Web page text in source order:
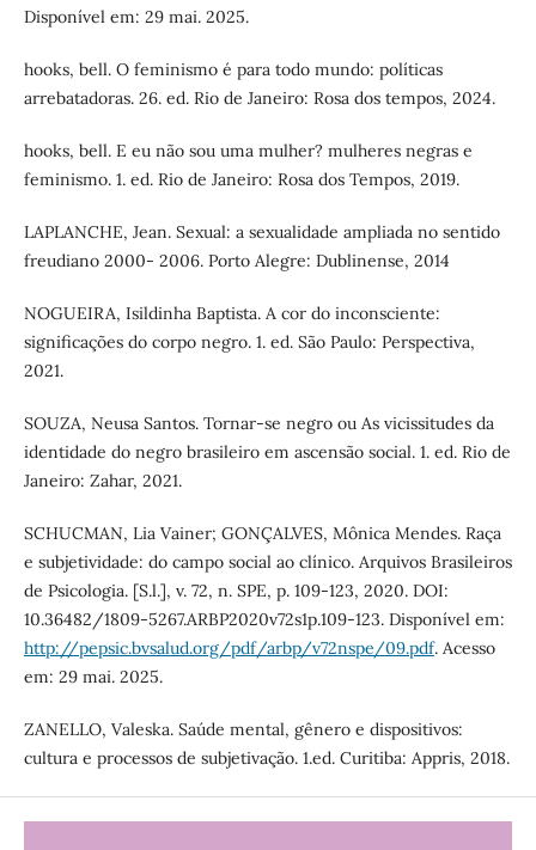
Disponível em: 29 mai. 2025.
hooks, bell. O feminismo é para todo mundo: políticas
arrebatadoras. 26. ed. Rio de Janeiro: Rosa dos tempos, 2024.
hooks, bell. E eu não sou uma mulher? mulheres negras e
feminismo. 1. ed. Rio de Janeiro: Rosa dos Tempos, 2019.
LAPLANCHE, Jean. Sexual: a sexualidade ampliada no sentido
freudiano 2000- 2006. Porto Alegre: Dublinense, 2014
NOGUEIRA, Isildinha Baptista. A cor do inconsciente:
significações do corpo negro. 1. ed. São Paulo: Perspectiva,
2021.
SOUZA, Neusa Santos. Tornar-se negro ou As vicissitudes da
identidade do negro brasileiro em ascensão social. 1. ed. Rio de
Janeiro: Zahar, 2021.
SCHUCMAN, Lia Vainer; GONÇALVES, Mônica Mendes. Raça
e subjetividade: do campo social ao clínico. Arquivos Brasileiros
de Psicologia. [S.l.], v. 72, n. SPE, p. 109-123, 2020. DOI:
10.36482/1809-5267.ARBP2020v72s1p.109-123. Disponível em:
http://pepsic.bvsalud.org/pdf/arbp/v72nspe/09.pdf. Acesso
em: 29 mai. 2025.
ZANELLO, Valeska. Saúde mental, gênero e dispositivos:
cultura e processos de subjetivação. 1.ed. Curitiba: Appris, 2018.